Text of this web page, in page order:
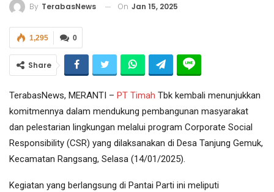
By TerabasNews On Jan 15, 2025
0
1,295
Share
TerabasNews, MERANTI – PT Timah Tbk kembali menunjukkan
komitmennya dalam mendukung pembangunan masyarakat
dan pelestarian lingkungan melalui program Corporate Social
Responsibility (CSR) yang dilaksanakan di Desa Tanjung Gemuk,
Kecamatan Rangsang, Selasa (14/01/2025).
Kegiatan yang berlangsung di Pantai Parti ini meliputi